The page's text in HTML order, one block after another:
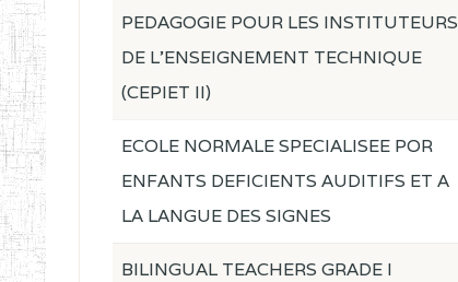
PEDAGOGIE POUR LES INSTITUTEURS
DE L'ENSEIGNEMENT TECHNIQUE
(CEPIET II)
ECOLE NORMALE SPECIALISEE POR
ENFANTS DEFICIENTS AUDITIFS ET A
LA LANGUE DES SIGNES
BILINGUAL TEACHERS GRADE I